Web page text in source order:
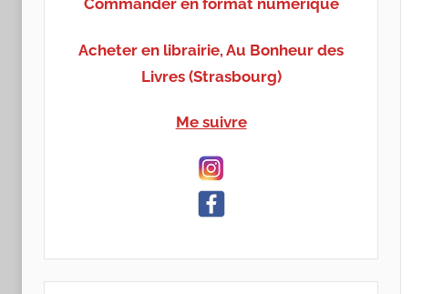
Commander en format numérique
Acheter en librairie, Au Bonheur des
Livres (Strasbourg)
Me suivre